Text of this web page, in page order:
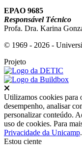
EPAO 9685
Responsável Técnico
Profa. Dra. Karina
© 1969 - 2026 -
Projeto
Utilizamos cookies para
desempenho, analisar
personalizar conteúdo.
uso de cookies. Para
Privacidade da Unicamp.
Estou ciente